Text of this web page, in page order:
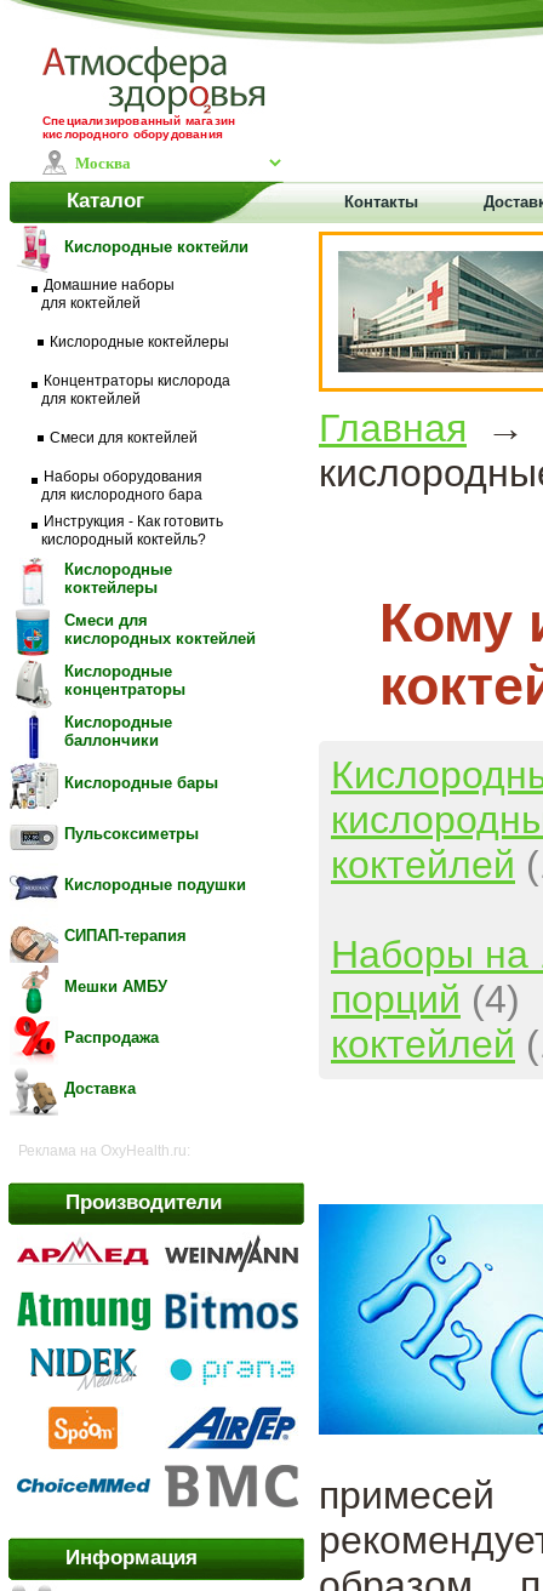
Специализированный магазин
кислородного оборудования
Каталог Контакты
Кислородные коктейли
Домашние наборы
для коктейлей
Кислородные коктейлеры
Концентраторы кислорода
для коктейлей
Смеси для коктейлей
Наборы оборудования
для кислородного бара
Инструкция - Как готовить
кислородный коктейль?
Кислородные
коктейлеры
Смеси для
кислородных коктейлей
Кислородные
концентраторы
Кислородные
баллончики
Кислородные бары
Пульсоксиметры
Кислородные подушки
СИПАП-терапия
Мешки АМБУ
Распродажа
Доставка
Реклама на OxyHealth.ru:
Производители
Информация
Главная
Кому
коктейлей
Наборы на
порций (4)
коктейлей